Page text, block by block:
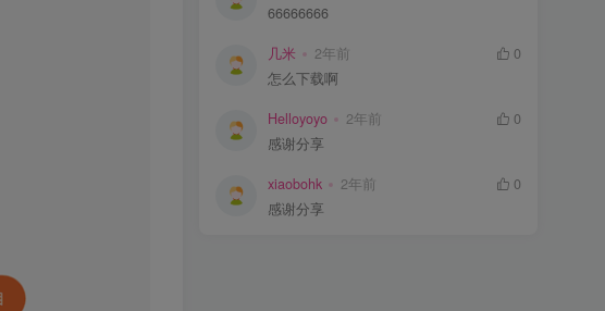
66666666
几米 2年前
0
怎么下载啊
Helloyoyo 2年前
0
感谢分享
xiaobohk 2年前
0
感谢分享